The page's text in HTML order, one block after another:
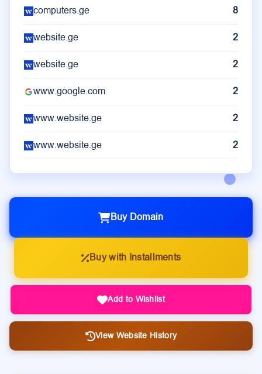
computers.ge 8
website.ge 2
website.ge 2
www.google.com 2
www.website.ge 2
www.website.ge 2
Buy Domain
Buy with Installments
Add to Wishlist
View Website History